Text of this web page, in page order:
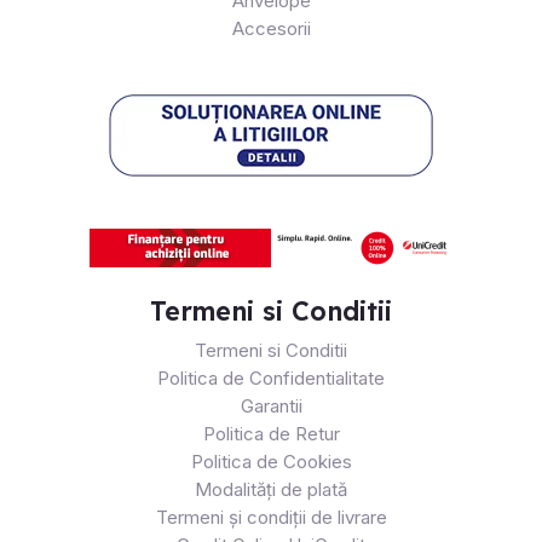
Accesorii
Termeni si Conditii
Termeni si Conditii
Politica de Confidentialitate
Garantii
Politica de Retur
Politica de Cookies
Modalități de plată
Termeni și condiții de livrare